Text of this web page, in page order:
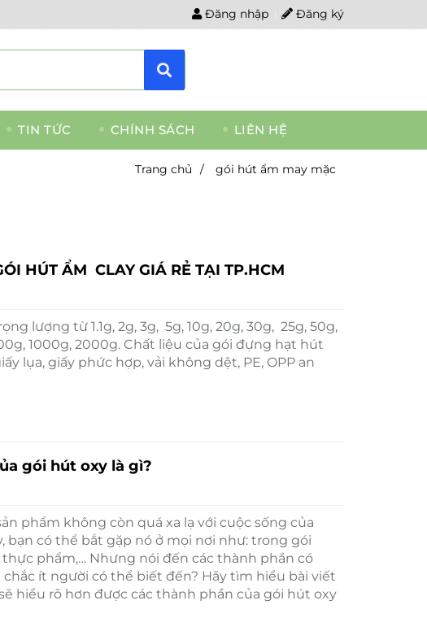
Đăng nhập Đăng ký
TIN TỨC CHÍNH SÁCH LIÊN HỆ
Trang chủ / gói hút ẩm may mặc
HÚT ẨM CLAY GIÁ RẺ TẠI TP.HCM
lượng từ 1.1g, 2g, 3g, 5g, 10g, 20g, 30g, 25g, 50g,
1000g, 2000g. Chất liệu của gói đựng hạt hút
lụa, giấy phức hợp, vải không dệt, PE, OPP an
gói hút oxy là gì?
phẩm không còn quá xa lạ với cuộc sống của
bạn có thể bắt gặp nó ở mọi nơi như: trong gói
thực phẩm,… Nhưng nói đến các thành phần có
ít người có thể biết đến? Hãy tìm hiểu bài viết
hiểu rõ hơn được các thành phần của gói hút oxy